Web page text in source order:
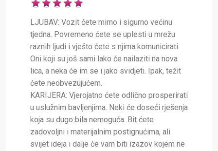
LJUBAV: Vozit ćete mirno i sigurno većinu
tjedna. Povremeno ćete se uplesti u mrežu
raznih ljudi i vješto ćete s njima komunicirati.
Oni koji su još sami lako će nailaziti na nova
lica, a neka će im se i jako svidjeti. Ipak, težit
ćete neobvezujućem.
KARIJERA: Vjerojatno ćete odlično prosperirati
u uslužnim bavljenjima. Neki će doseći rješenja
koja su dugo bila nemoguća. Bit ćete
zadovoljni i materijalnim postignućima, ali
svijet ideja i dalje će vam biti izazov kojem ne